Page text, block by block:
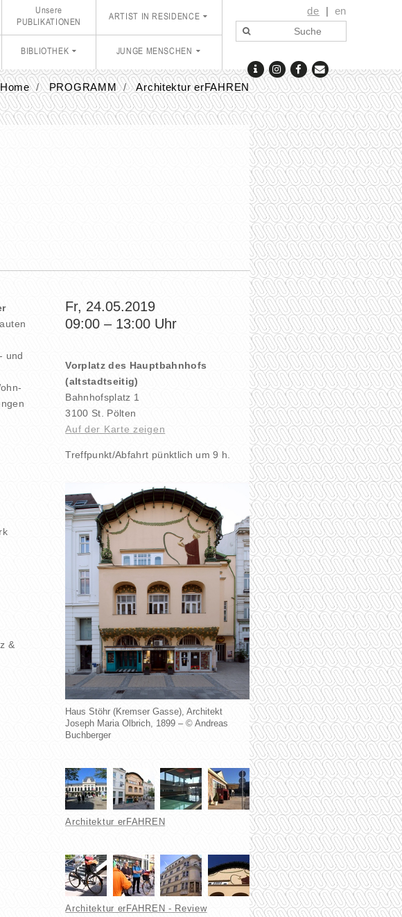
de en
Unsere
PUBLIKATIONEN
ARTIST IN RESIDENCE
BIBLIOTHEK JUNGE MENSCHEN
Home PROGRAMM Architektur erFAHREN
Fr, 24.05.2019
09:00 – 13:00 Uhr
Vorplatz des Hauptbahnhofs
(altstadtseitig)
Bahnhofsplatz 1
3100 St. Pölten
Auf der Karte zeigen
Treffpunkt/Abfahrt pünktlich um 9 h.
Haus Stöhr (Kremser Gasse), Architekt
Joseph Maria Olbrich, 1899 – © Andreas
Buchberger
und
&
Architektur erFAHREN
Architektur erFAHREN - Review